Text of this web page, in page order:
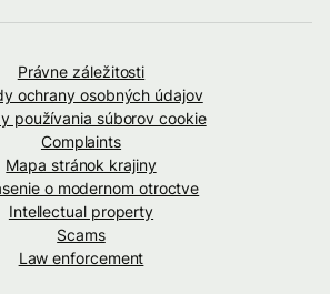
Právne záležitosti
ochrany osobných údajov
používania súborov cookie
Complaints
Mapa stránok krajiny
o modernom otroctve
Intellectual property
Scams
Law enforcement